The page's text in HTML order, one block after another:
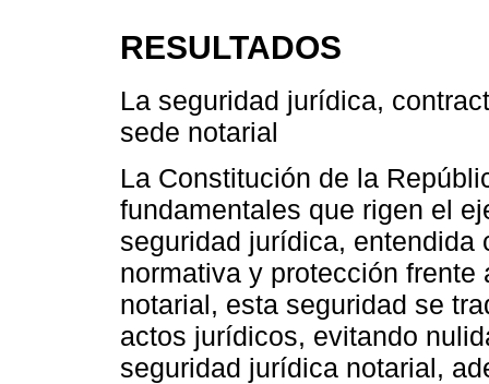
RESULTADOS
La seguridad jurídica,
sede notarial
La Constitución de la
fundamentales que rigen el
seguridad jurídica,
normativa y protección
notarial, esta seguridad se
actos jurídicos, evitando
seguridad jurídica notarial,